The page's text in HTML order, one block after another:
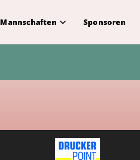
Mannschaften Sponsoren